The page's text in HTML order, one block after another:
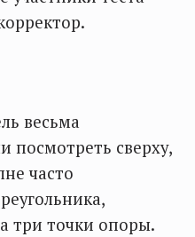
весьма
посмотреть сверху,
часто
три точки опоры.